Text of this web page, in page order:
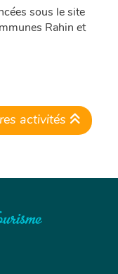
sous le site
Rahin et
activités